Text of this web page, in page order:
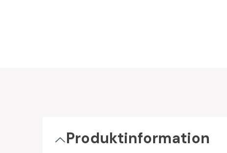
Produktinformation